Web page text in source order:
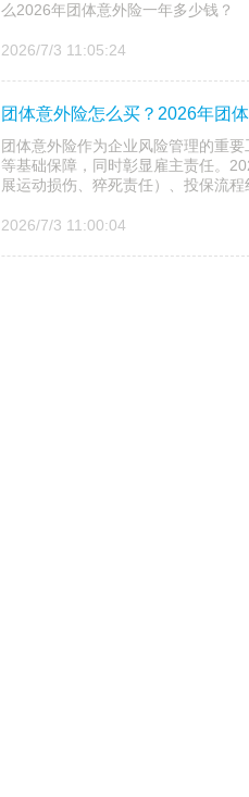
么2026年团体意外险一年多少钱？
2026/7/3 11:05:24
团体意外险怎么买？2026年团
团体意外险作为企业风险管理的重
等基础保障，同时彰显雇主责任。
展运动损伤、猝死责任）、‌投保流
2026/7/3 11:00:04